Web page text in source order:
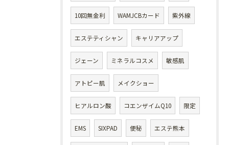
10回無金利 WAMJCBカード 紫外線
エステティシャン キャリアアップ
ジェーン ミネラルコスメ 敏感肌
アトピー肌 メイクショー
ヒアルロン酸 コエンザイムQ10 限定
EMS SIXPAD 便秘 エステ熊本